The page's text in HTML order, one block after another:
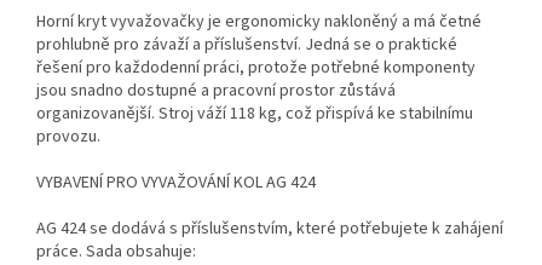
Horní kryt vyvažovačky je ergonomicky nakloněný a má četné
prohlubně pro závaží a příslušenství. Jedná se o praktické
řešení pro každodenní práci, protože potřebné komponenty
jsou snadno dostupné a pracovní prostor zůstává
organizovanější. Stroj váží 118 kg, což přispívá ke stabilnímu
provozu.
VYBAVENÍ PRO VYVAŽOVÁNÍ KOL AG 424
AG 424 se dodává s příslušenstvím, které potřebujete k zahájení
práce. Sada obsahuje: